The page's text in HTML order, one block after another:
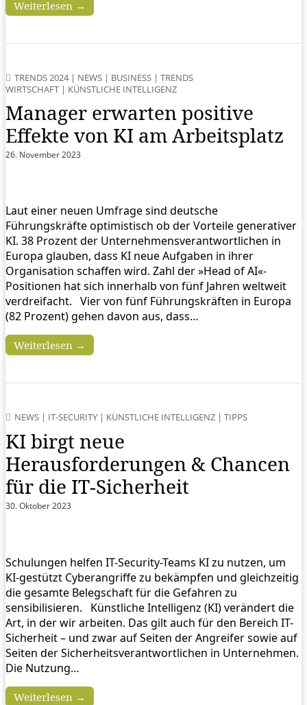
Weiterlesen →
TRENDS 2024| NEWS | BUSINESS | TRENDS
WIRTSCHAFT | KÜNSTLICHE INTELLIGENZ
Manager erwarten positive
Effekte von KI am Arbeitsplatz
26. November 2023
Laut einer neuen Umfrage sind deutsche
Führungskräfte optimistisch ob der Vorteile generativer
KI. 38 Prozent der Unternehmensverantwortlichen in
Europa glauben, dass KI neue Aufgaben in ihrer
Organisation schaffen wird. Zahl der »Head of AI«-
Positionen hat sich innerhalb von fünf Jahren weltweit
verdreifacht. Vier von fünf Führungskräften in Europa
(82 Prozent) gehen davon aus, dass…
Weiterlesen →
NEWS | IT-SECURITY | KÜNSTLICHE INTELLIGENZ | TIPPS
KI birgt neue
Herausforderungen & Chancen
für die IT-Sicherheit
30. Oktober 2023
Schulungen helfen IT-Security-Teams KI zu nutzen, um
KI-gestützt Cyberangriffe zu bekämpfen und gleichzeitig
die gesamte Belegschaft für die Gefahren zu
sensibilisieren. Künstliche Intelligenz (KI) verändert die
Art, in der wir arbeiten. Das gilt auch für den Bereich IT-
Sicherheit – und zwar auf Seiten der Angreifer sowie auf
Seiten der Sicherheitsverantwortlichen in Unternehmen.
Die Nutzung…
Weiterlesen →